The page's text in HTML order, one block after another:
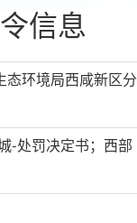
信息
态环境局西咸新区分
-处罚决定书；西部